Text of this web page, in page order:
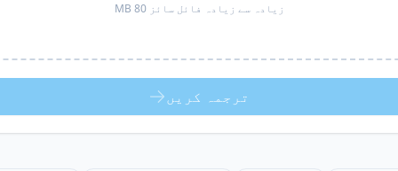
زیادہ سے زیادہ فائل سائز 80 MB
ترجمہ کریں